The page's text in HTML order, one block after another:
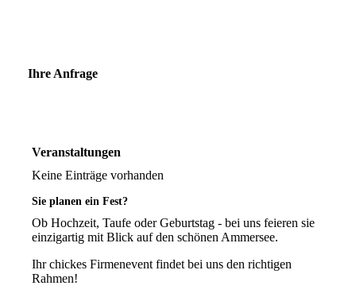
Ihre Anfrage
Veranstaltungen
Keine Einträge vorhanden
Sie planen ein Fest?
Ob Hochzeit, Taufe oder Geburtstag - bei uns feieren sie
einzigartig mit Blick auf den schönen Ammersee.
Ihr chickes Firmenevent findet bei uns den richtigen
Rahmen!